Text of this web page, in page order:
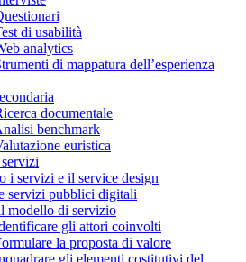
di usabilità
analytics
di mappatura dell’esperienza
documentale
benchmark
euristica
i servizi e il service design
servizi pubblici digitali
modello di servizio
gli attori coinvolti
la proposta di valore
gli elementi costitutivi del